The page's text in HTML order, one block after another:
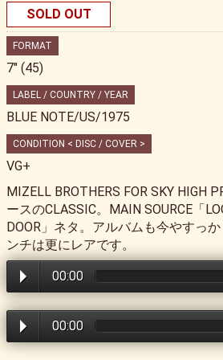
SOLD OUT
FORMAT
7" (45)
LABEL / COUNTRY / YEAR
BLUE NOTE/US/1975
CONDITION < DISC / COVER >
VG+
MIZELL BROTHERS FOR SKY HIGH
ースのCLASSIC。MAIN SOURCE「
DOOR」ネタ。アルバムも今やすっ
ンチは更にレアです。
00:00
00:00